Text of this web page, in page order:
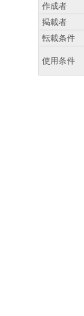
た、お
様のイ
います
を使用
かる「
作成者
掲載者
転載条件
使用条件